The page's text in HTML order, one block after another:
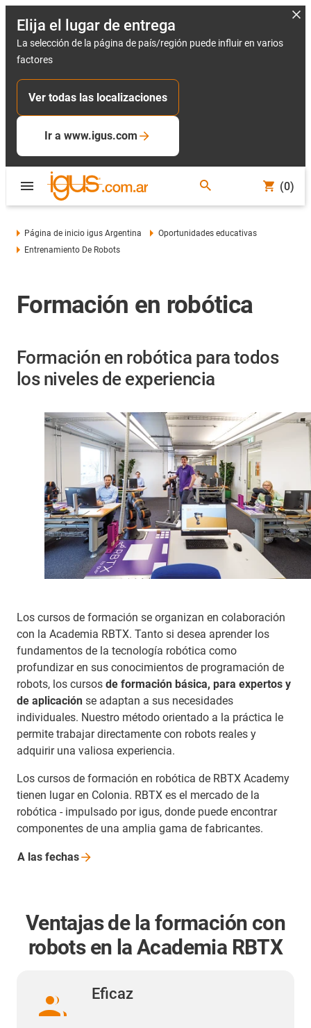
Elija el lugar de entrega
La selección de la página de país/región puede influir en varios
factores
Ver todas las localizaciones
Ir a www.igus.com
(0)
Página de inicio igus Argentina
Oportunidades educativas
Entrenamiento De Robots
Formación en robótica
Formación en robótica para todos
los niveles de experiencia
Los cursos de formación se organizan en colaboración
con la Academia RBTX. Tanto si desea aprender los
fundamentos de la tecnología robótica como
profundizar en sus conocimientos de programación de
robots, los cursos de formación básica, para expertos y
de aplicación se adaptan a sus necesidades
individuales. Nuestro método orientado a la práctica le
permite trabajar directamente con robots reales y
adquirir una valiosa experiencia.
Los cursos de formación en robótica de RBTX Academy
tienen lugar en Colonia. RBTX es el mercado de la
robótica - impulsado por igus, donde puede encontrar
componentes de una amplia gama de fabricantes.
A las fechas
Ventajas de la formación con
robots en la Academia RBTX
group Eficaz